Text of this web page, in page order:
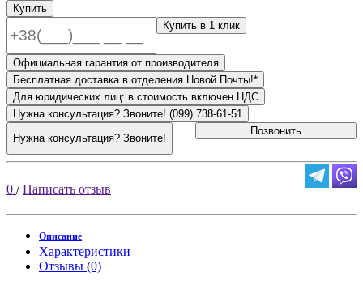
Купить
Купить в 1 клик
Официальная гарантия от производителя
Бесплатная доставка в отделения Новой Почты!*
Для юридических лиц: в стоимость включен НДС
Нужна консультация? Звоните! (099) 738-61-51
Нужна консультация? Звоните!
Позвонить
0 /Написать отзыв
Описание
Характеристики
Отзывы (0)